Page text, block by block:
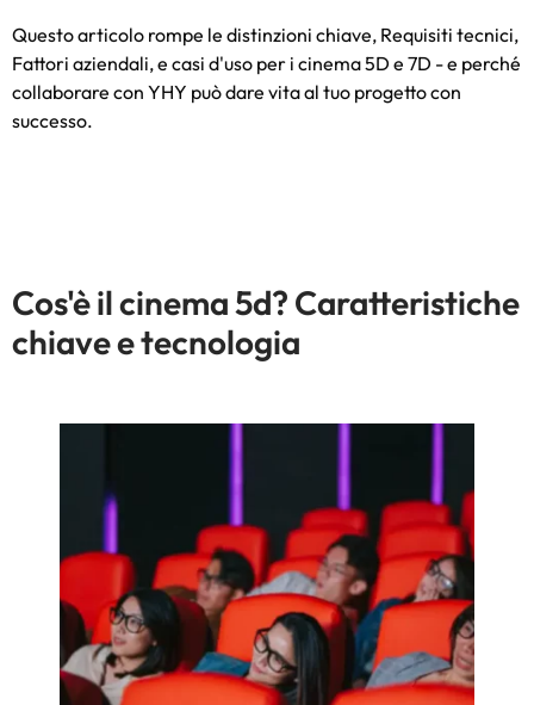
Questo articolo rompe le distinzioni chiave, Requisiti tecnici,
Fattori aziendali, e casi d'uso per i cinema 5D e 7D - e perché
collaborare con YHY può dare vita al tuo progetto con
successo.
Cos'è il cinema 5d? Caratteristiche
chiave e tecnologia